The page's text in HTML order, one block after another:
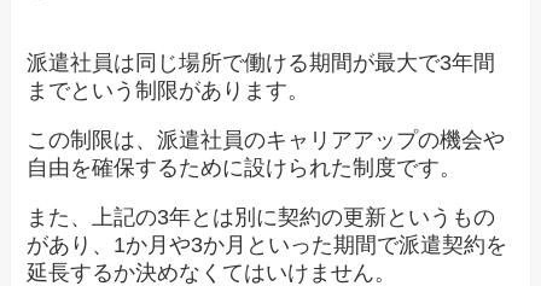
派遣社員は同じ場所で働ける期間が最大で3年間
までという制限があります。
この制限は、派遣社員のキャリアアップの機会や
自由を確保するために設けられた制度です。
また、上記の3年とは別に契約の更新というもの
があり、1か月や3か月といった期間で派遣契約を
延長するか決めなくてはいけません。